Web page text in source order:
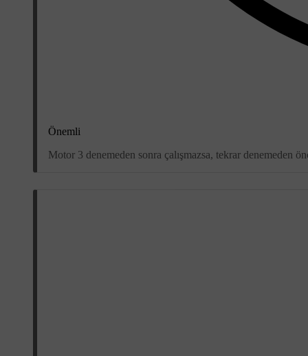
Önemli
Motor 3 denemeden sonra çalışmazsa, tekrar denemeden